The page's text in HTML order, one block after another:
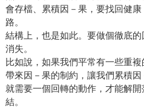
會存檔、累積因－果，要找回健
路。
結構上，也是如此。要做個徹底
消失。
比如說，如果我們平常有一些重
帶來因－果的制約，讓我們累積因
就需要一個回轉的動作，才能解
結。